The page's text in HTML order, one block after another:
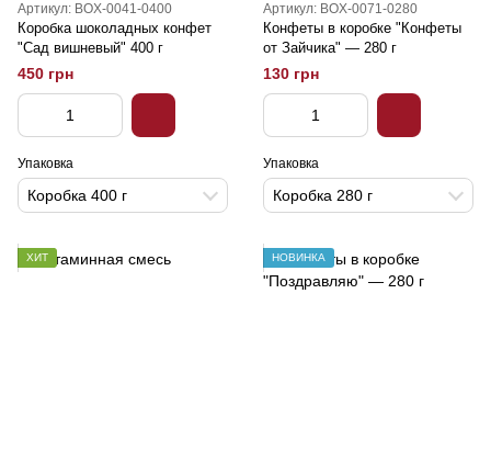
Артикул: BOX-0041-0400
Коробка шоколадных конфет
"Сад вишневый" 400 г
450 грн
Упаковка
Коробка 400 г
Артикул: BOX-0071-0280
Конфеты в коробке "Конфеты
от Зайчика" — 280 г
130 грн
Упаковка
Коробка 280 г
ХИТ НОВИНКА